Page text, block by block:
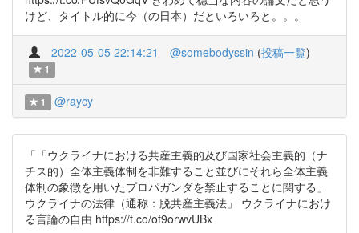
けど、タイトル的に今（の日本）だといろいろと。。。
2022-05-05 22:14:21 @somebodyssin (投稿一覧)
1
1 @raycy
「「ウクライナにおける共産主義的及び国家社会主義的（ナ
チス的）全体主義体制を非難すること並びにそれら全体主義
体制の象徴を用いたプロパガンダを禁止することに関する」
ウクライナの法律（通称：脱共産主義法」 ウクライナにおけ
る言論の自由 https://t.co/of9orwvUBx